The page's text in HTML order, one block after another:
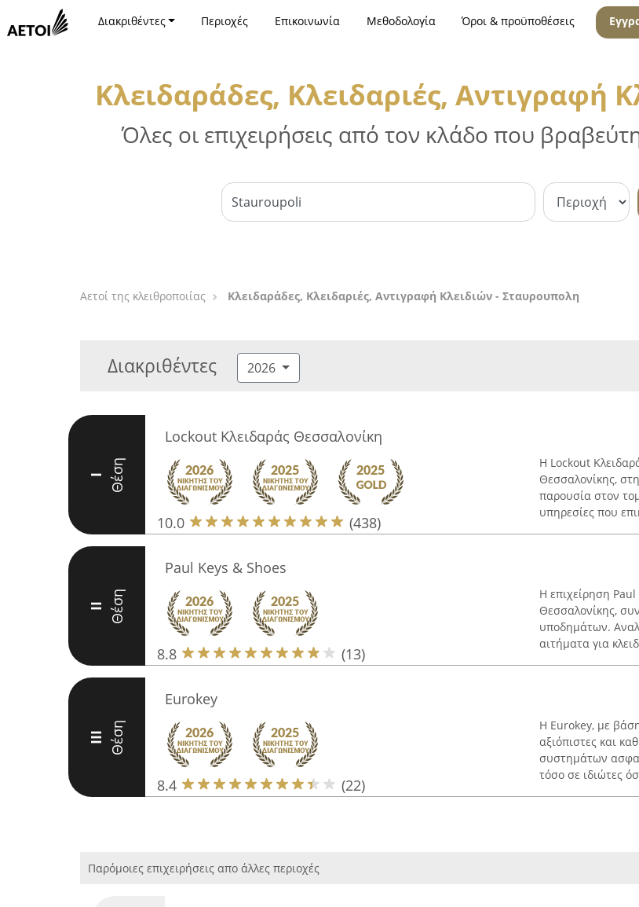
Διακριθέντες Περιοχές Επικοινωνία Μεθοδολογία Όροι & προϋποθέσεις
Κλειδαράδες, Κλειδαριές, Αντιγραφή
Όλες οι επιχειρήσεις από τον κλάδο που
Αετοί της κλειθροποιίας Κλειδαράδες, Κλειδαριές, Αντιγραφή Κλειδιών - Σταυρουπολη
Διακριθέντες 2026
I Θέση
Lockout Κλειδαράς Θεσσαλονίκη
10.0 (438)
Η Lockout
Θεσσαλονίκης,
παρουσία στον
υπηρεσίες που
II Θέση
Paul Keys & Shoes
8.8 (13)
Η επιχείρηση
Θεσσαλονίκης,
υποδημάτων.
αιτήματα για
III Θέση
Eurokey
8.4 (22)
Η Eurokey, με
αξιόπιστες και
συστημάτων
τόσο σε ιδιώτες
Παρόμοιες επιχειρήσεις απο άλλες περιοχές